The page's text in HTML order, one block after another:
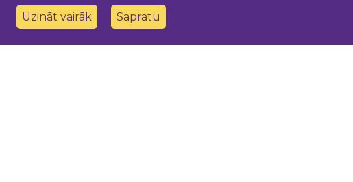
Uzināt vairāk
Sapratu